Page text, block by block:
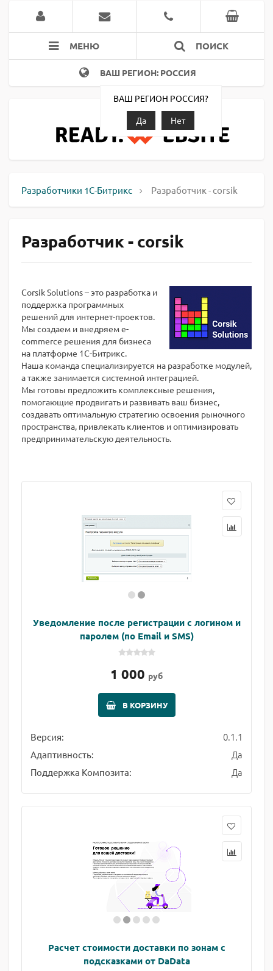
МЕНЮ ПОИСК
ВАШ РЕГИОН: РОССИЯ
ВАШ РЕГИОН РОССИЯ?
Да
Нет
Разработчики 1С-Битрикс Разработчик - corsik
Разработчик - corsik
Corsik Solutions – это разработка и
поддержка программных
решений для интернет-проектов.
Мы создаем и внедряем e-
commerce решения для бизнеса
на платформе 1С-Битрикс.
Наша команда специализируется на разработке модулей,
а также занимается системной интеграцией.
Мы готовы предложить комплексные решения,
помогающие продвигать и развивать ваш бизнес,
создавать оптимальную стратегию освоения рыночного
пространства, привлекать клиентов и оптимизировать
предпринимательскую деятельность.
Уведомление после регистрации с логином и
паролем (по Email и SMS)
1 000 руб
В КОРЗИНУ
Версия: 0.1.1
Адаптивность: Да
Поддержка Композита: Да
Расчет стоимости доставки по зонам с
подсказками от DaData